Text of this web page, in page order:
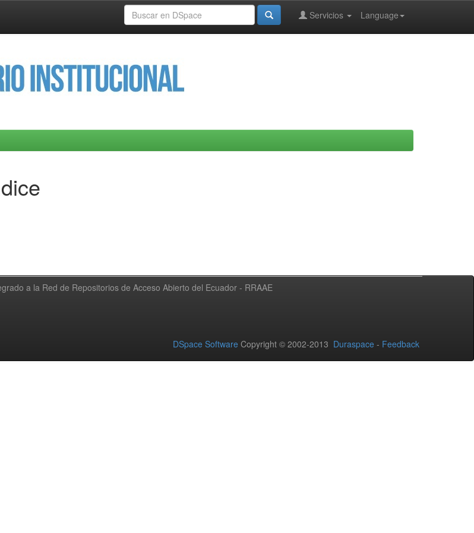
Language
Servicios
a la Red de Repositorios de Acceso Abierto del Ecuador - RRAAE
DSpace Software Copyright © 2002-2013 Duraspace - Feedback